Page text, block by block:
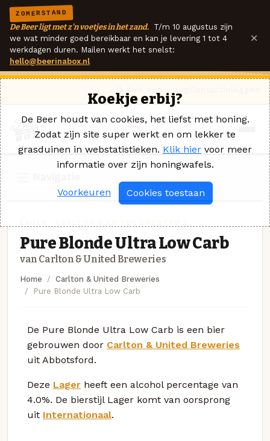
ZOMERSTAND
De Beer ligt met z'n voetjes in het zand. T/m 10 augustus zijn
we wat minder goed bereikbaar en kan je levering 1 tot 4
werkdagen duren. Mailen werkt het snelst:
hello@beerinabox.nl
×
Pure Blonde Ultra Low Carb
van Carlton & United Breweries
Home
Carlton & United Breweries
Pure Blonde Ultra Low Carb
De Pure Blonde Ultra Low Carb is een bier
gebrouwen door Carlton & United Breweries
uit Abbotsford.
Deze Lager heeft een alcohol percentage van
4.0%. De bierstijl Lager komt van oorsprong
uit Internationaal.
Koekje erbij?
De Beer houdt van cookies, het liefst met honing.
Zodat zijn site super werkt en om lekker te
grasduinen in webstatistieken. Klik hier voor meer
informatie over zijn honingwafels.
Voorkeuren Cookies toestaan